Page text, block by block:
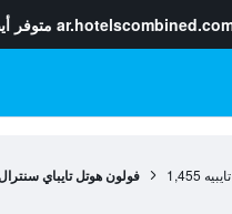
متوفر
1,455 فولون هوتل تايباي